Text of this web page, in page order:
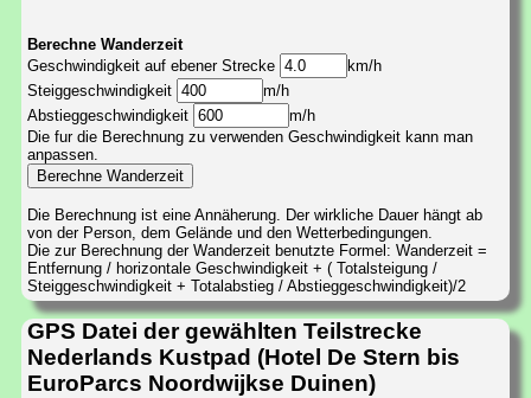
Berechne Wanderzeit
Geschwindigkeit auf ebener Strecke
km/h
Steiggeschwindigkeit
m/h
Abstieggeschwindigkeit
m/h
Die fur die Berechnung zu verwenden Geschwindigkeit kann man
anpassen.
Die Berechnung ist eine Annäherung. Der wirkliche Dauer hängt ab
von der Person, dem Gelände und den Wetterbedingungen.
Die zur Berechnung der Wanderzeit benutzte Formel: Wanderzeit =
Entfernung / horizontale Geschwindigkeit + ( Totalsteigung /
Steiggeschwindigkeit + Totalabstieg / Abstieggeschwindigkeit)/2
GPS Datei der gewählten Teilstrecke
Nederlands Kustpad (Hotel De Stern bis
EuroParcs Noordwijkse Duinen)